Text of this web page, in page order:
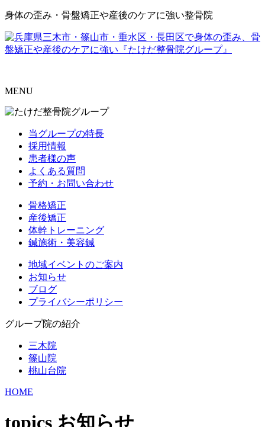
身体の歪み・骨盤矯正や産後のケアに強い整骨院
MENU
当グループの特長
採用情報
患者様の声
よくある質問
予約・お問い合わせ
骨格矯正
産後矯正
体幹トレーニング
鍼施術・美容鍼
地域イベントのご案内
お知らせ
ブログ
プライバシーポリシー
グループ院の紹介
三木院
篠山院
桃山台院
HOME
topics お知らせ